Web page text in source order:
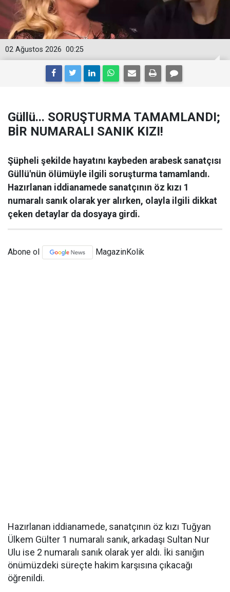
00:25
02 Ağustos 2026
Güllü... SORUŞTURMA TAMAMLANDI;
BİR NUMARALI SANIK KIZI!
Şüpheli şekilde hayatını kaybeden arabesk sanatçısı
Güllü'nün ölümüyle ilgili soruşturma tamamlandı.
Hazırlanan iddianamede sanatçının öz kızı 1
numaralı sanık olarak yer alırken, olayla ilgili dikkat
çeken detaylar da dosyaya girdi.
Abone ol MagazinKolik
Hazırlanan iddianamede, sanatçının öz kızı Tuğyan
Ülkem Gülter 1 numaralı sanık, arkadaşı Sultan Nur
Ulu ise 2 numaralı sanık olarak yer aldı. İki sanığın
önümüzdeki süreçte hakim karşısına çıkacağı
öğrenildi.